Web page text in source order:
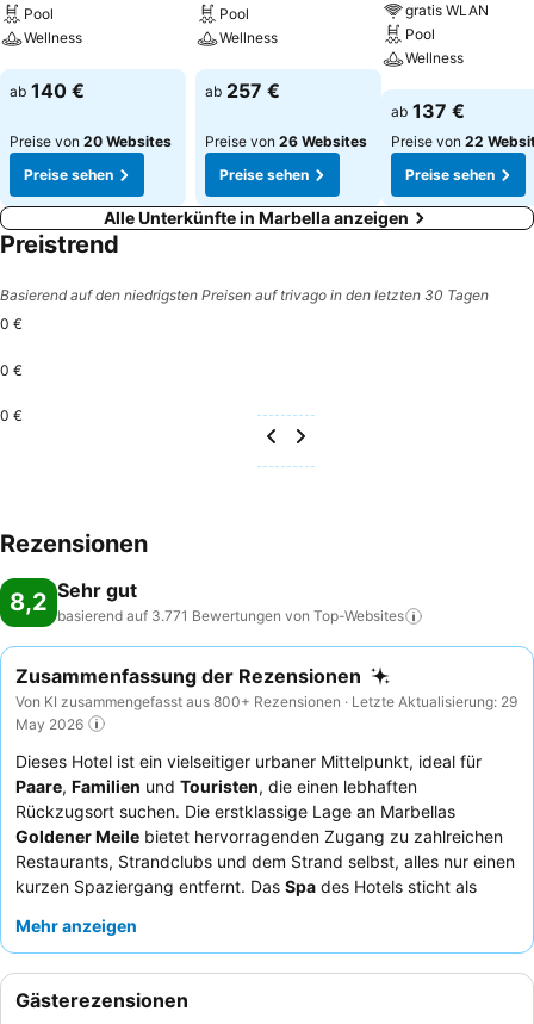
Pool
Wellness
Preise sehen
ab 140 €
Preise von 20 Websites
Preise sehen
Pool
Wellness
Preise sehen
ab 257 €
Preise von 26 Websites
Preise sehen
gratis WLAN
Pool
Wellness
Preise sehen
ab 137 €
Preise von 22
Preise sehen
Alle Unterkünfte in Marbella anzeigen
Preistrend
Basierend auf den niedrigsten Preisen auf trivago in den letzten 30 Tagen
0 €
0 €
0 €
Rezensionen
8,2 Sehr gut
basierend auf 3.771 Bewertungen von Top-Websites
Zusammenfassung der Rezensionen
Von KI zusammengefasst aus 800+ Rezensionen · Letzte Aktualisierung: 29
May 2026
Dieses Hotel ist ein vielseitiger urbaner Mittelpunkt, ideal für
Paare, Familien und Touristen, die einen lebhaften
Rückzugsort suchen. Die erstklassige Lage an Marbellas
Goldener Meile bietet hervorragenden Zugang zu zahlreichen
Restaurants, Strandclubs und dem Strand selbst, alles nur einen
kurzen Spaziergang entfernt. Das Spa des Hotels sticht als
Atmosphäre, hochwertige Ausstattung und professionelles
außergewöhnliche Freundlichkeit und Aufmerksamkeit des
Empfangs- und Reinigungspersonals
Mehr anzeigen
Gästerezensionen